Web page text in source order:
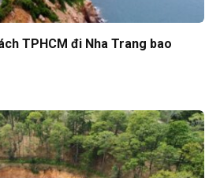
TPHCM đi Nha Trang bao